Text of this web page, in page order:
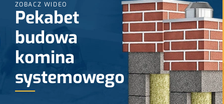
ZOBACZ WIDEO
Pekabet
budowa
komina
systemowego